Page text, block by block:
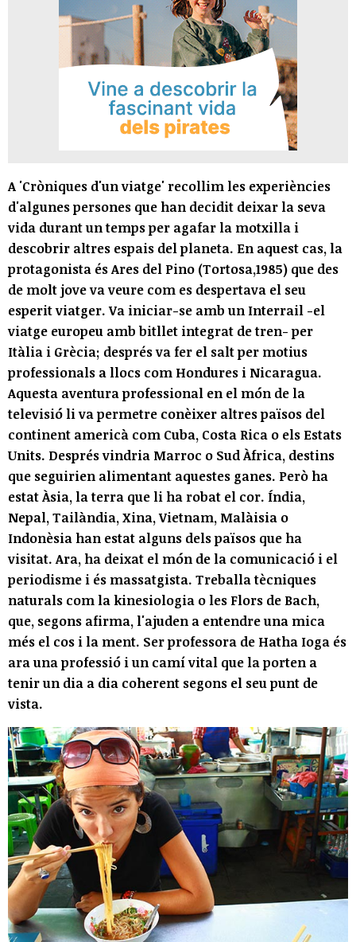
A 'Cròniques d'un viatge' recollim les experiències
d'algunes persones que han decidit deixar la seva
vida durant un temps per agafar la motxilla i
descobrir altres espais del planeta. En aquest cas, la
protagonista és Ares del Pino (Tortosa,1985) que des
de molt jove va veure com es despertava el seu
esperit viatger. Va iniciar-se amb un Interrail -el
viatge europeu amb bitllet integrat de tren- per
Itàlia i Grècia; després va fer el salt per motius
professionals a llocs com Hondures i Nicaragua.
Aquesta aventura professional en el món de la
televisió li va permetre conèixer altres països del
continent americà com Cuba, Costa Rica o els Estats
Units. Després vindria Marroc o Sud Àfrica, destins
que seguirien alimentant aquestes ganes. Però ha
estat Àsia, la terra que li ha robat el cor. Índia,
Nepal, Tailàndia, Xina, Vietnam, Malàisia o
Indonèsia han estat alguns dels països que ha
visitat. Ara, ha deixat el món de la comunicació i el
periodisme i és massatgista. Treballa tècniques
naturals com la kinesiologia o les Flors de Bach,
que, segons afirma, l'ajuden a entendre una mica
més el cos i la ment. Ser professora de Hatha Ioga és
ara una professió i un camí vital que la porten a
tenir un dia a dia coherent segons el seu punt de
vista.